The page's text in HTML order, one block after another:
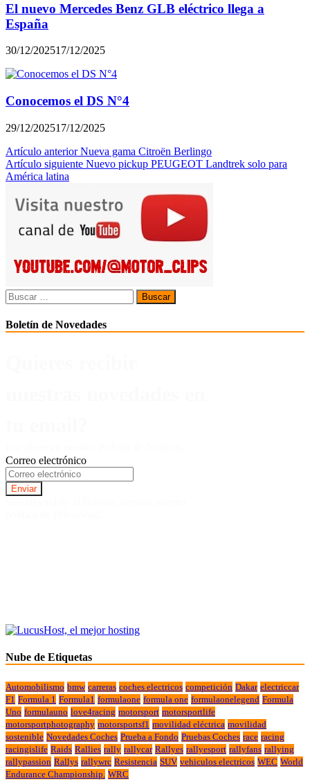
El nuevo Mercedes Benz GLB eléctrico llega a
España
30/12/202517/12/2025
Conocemos el DS N°4
29/12/202517/12/2025
Navegación
de
Artículo anterior Nueva gama Citroën Berlingo
Artículo siguiente Nuevo pickup PEUGEOT Landtrek solo para
América latina
Buscar:
Boletín de Novedades
Correo electrónico
Nube de Etiquetas
Automobilismo bmw carreras coches electricos competición Dakar electriccar
F1 Formula 1 Formula1 formulaone formula one formulaonelegend Formula
Uno formulauno love4racing motorsport motorsportlife
motorsportphotography motorsportsf1 movilidad eléctrica movilidad
sostenible Novedades Coches Prueba a Fondo Pruebas Coches race racing
racingislife Raids Rallies rally rallycar Rallyes rallyesport rallyfans rallying
rallypassion Rallys rallywrc Resistencia SUV vehiculos electricos WEC World
Endurance Championship. WRC